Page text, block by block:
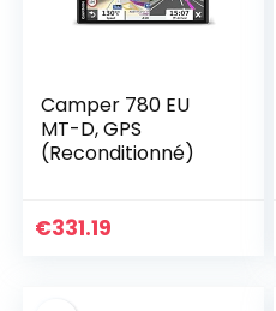
Camper 780 EU
MT-D, GPS
(Reconditionné)
€331.19